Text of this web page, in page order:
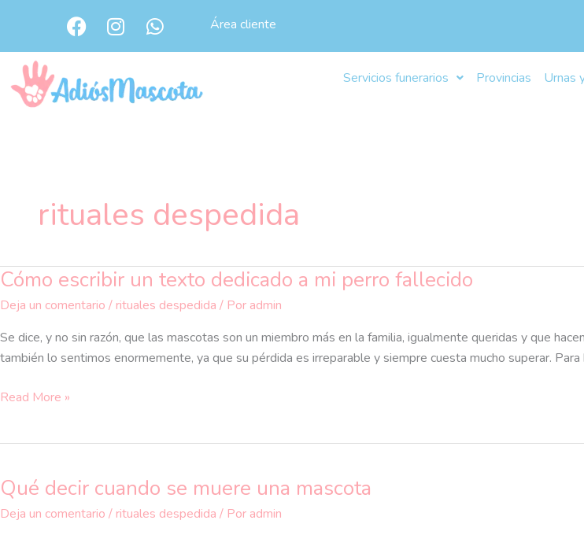
contenido
F
a
c
e
b
I
n
s
t
a
W
h
a
s
Área cliente
Servicios funerarios Provincias Urnas
rituales despedida
Cómo escribir un texto dedicado a mi perro fallecido
Deja un comentario / rituales despedida / Por admin
Se dice, y no sin razón, que las mascotas son un miembro más en la familia, igualmente queridas y que
también lo sentimos enormemente, ya que su pérdida es irreparable y siempre cuesta mucho superar.
Cómo
escribir
texto
dedicado
mi
fallecido
Read More »
Qué decir cuando se muere una mascota
Deja un comentario / rituales despedida / Por admin
Qué
decir
cuando